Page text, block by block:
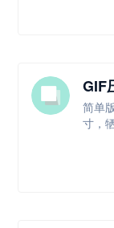
GIF
简单
寸，